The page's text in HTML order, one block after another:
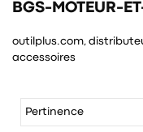
BGS-MOTEUR-
outilplus.com,
accessoires
Pertinence